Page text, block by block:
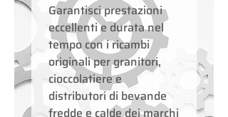
Garantisci prestazioni
eccellenti e durata nel
tempo con i ricambi
originali per granitori,
cioccolatiere e
distributori di bevande
fredde e calde dei marchi